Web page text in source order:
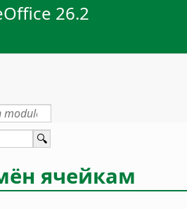
26.2
ячейкам